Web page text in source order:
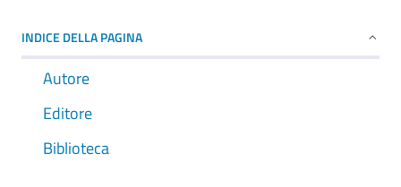
INDICE DELLA PAGINA
Autore
Editore
Biblioteca